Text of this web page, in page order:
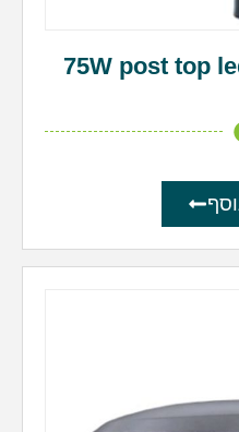
75W post top